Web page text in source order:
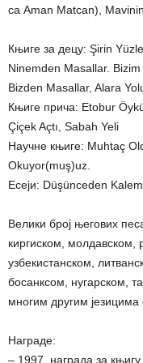
са Aman Matcan), Mavinin
Књиге за децу: Şirin
Ninemden Masallar.
Bizden Masallar, Alara
Књиге прича: Etobur
Çiçek Açtı, Sabah Yeli
Научне књиге: Muhtaç
Okuyor(muş)uz.
Есеји: Düşünceden
Велики број његових
киргиском, молдавском,
узбекистанском,
босанксом, нугарском,
многим другим језицима
Награде:
– 1997, награда за књигу